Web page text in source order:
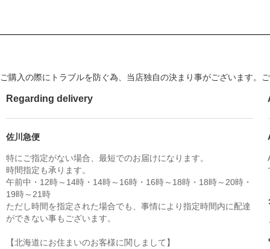
ご購入の際にトラブルを防ぐ為、当店独自の決まり事がございます。
Regarding delivery
佐川急便
特にご指定がない場合、最短でのお届けになります。
時間指定も承ります。
午前中・12時～14時・14時～16時・16時～18時・18時～20時・
19時～21時
ただし時間を指定された場合でも、事情により指定時間内に配達
ができない事もございます。
【北海道にお住まいのお客様に関しまして】